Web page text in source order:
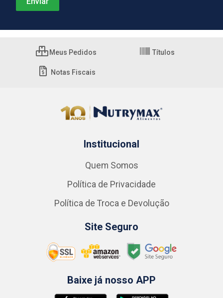
Meus Pedidos Títulos
Notas Fiscais
Institucional
Quem Somos
Política de Privacidade
Política de Troca e Devolução
Site Seguro
Baixe já nosso APP